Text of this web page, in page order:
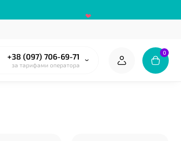
+38 (097) 706-69-71
за тарифами оператора
0